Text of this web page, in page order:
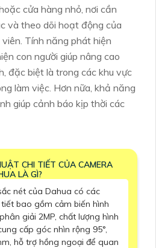
cửa hàng nhỏ, nơi cần
và theo dõi hoạt động của
Tính năng phát hiện
con người giúp nâng cao
đặc biệt là trong các khu vực
làm việc. Hơn nữa, khả năng
giúp cảnh báo kịp thời các
CHI TIẾT CỦA CAMERA
LÀ GÌ?
nét của Dahua có các
bao gồm cảm biến hình
giải 2MP, chất lượng hình
cấp góc nhìn rộng 95°,
hỗ trợ hồng ngoại để quan